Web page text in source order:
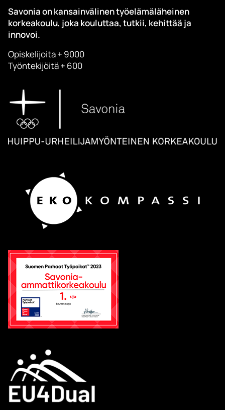
Savonia on kansainvälinen työelämäläheinen
korkeakoulu, joka kouluttaa, tutkii, kehittää ja
innovoi.
Opiskelijoita + 9000
Työntekijöitä + 600